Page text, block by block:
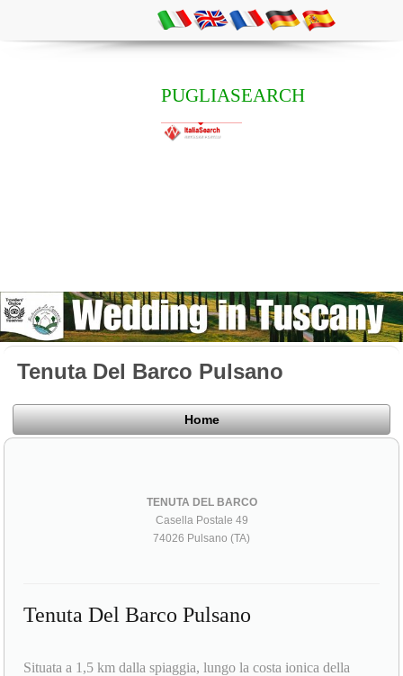
PUGLIASEARCH
Tenuta Del Barco Pulsano
Home
TENUTA DEL BARCO
Casella Postale 49
74026 Pulsano (TA)
Tenuta Del Barco Pulsano
Situata a 1,5 km dalla spiaggia, lungo la costa ionica della